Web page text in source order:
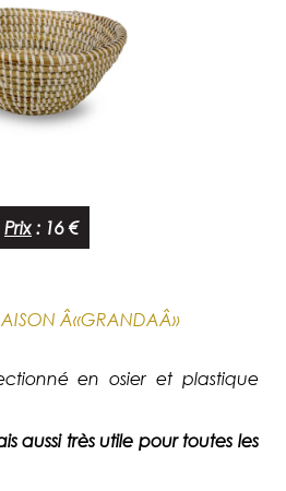
Prix : 16 €
Â«GRANDAÂ»
en osier et plastique
aussi très utile pour toutes les